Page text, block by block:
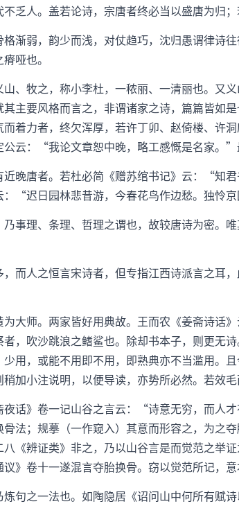
乏人。盖若论诗，宗唐者终必当以盛唐为归
格渐弱，韵少而浅，对仗趋巧，沈归愚谓律诗
哑也。
山、牧之，称小李杜，一秾丽、一清丽也。又
主要风格而言之，非谓诸家之诗，篇篇皆如
着力者，终欠浑厚，若许丁卯、赵倚楼、许
公云：“我论文章恕中晚，略工感慨是名家。”
近晚唐者。若杜必简《赠苏绾书记》云：“知
：“迟日园林悲昔游，今春花鸟作边愁。独怜
乃事理、条理、哲理之谓也，故较唐诗为密。
，而人之恒言宋诗者，但专指江西诗派言之耳
为大师。两家皆好用典故。王而农《姜斋诗
者，吹沙跳浪之鳍鲨也。除却书本子，则更无
用，或能不用即不用，即熟典亦不当滥用。
加小注说明，以便导读，亦势所必然。若效
夜话》卷一记山谷之言云：“诗意无穷，而人
骨法；规摹（一作窥入）其意而形容之，为之
《辨证类》非之，乃以山谷言是而觉范之举
》卷十一遂混言夺胎换骨。窃以觉范所记，
炼句之一法也。如陶隐居《诏问山中何所有